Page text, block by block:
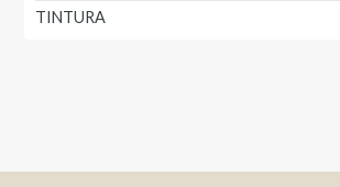
TINTURA